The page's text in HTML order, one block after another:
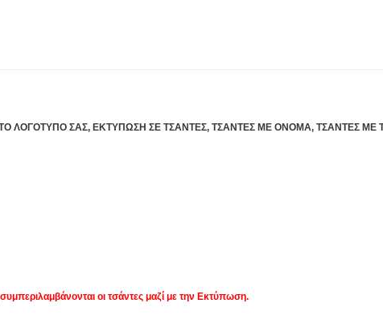
ΛΟΓΟΤΥΠΟ ΣΑΣ, ΕΚΤΥΠΩΣΗ ΣΕ ΤΣΑΝΤΕΣ, ΤΣΑΝΤΕΣ ΜΕ ΟΝΟΜΑ, ΤΣΑΝΤΕΣ ΜΕ
συμπεριλαμβάνονται οι τσάντες μαζί με την Εκτύπωση.